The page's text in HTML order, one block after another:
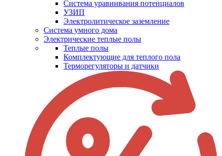
Система уравнивания потенциалов
УЗИП
Электролитическое заземление
Система умного дома
Электрические теплые полы
Теплые полы
Комплектующие для теплого пола
Терморегуляторы и датчики